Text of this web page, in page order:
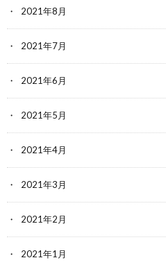
2021年8月
2021年7月
2021年6月
2021年5月
2021年4月
2021年3月
2021年2月
2021年1月